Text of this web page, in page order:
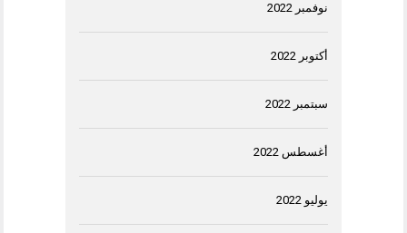
نوفمبر 2022
أكتوبر 2022
سبتمبر 2022
أغسطس 2022
يوليو 2022